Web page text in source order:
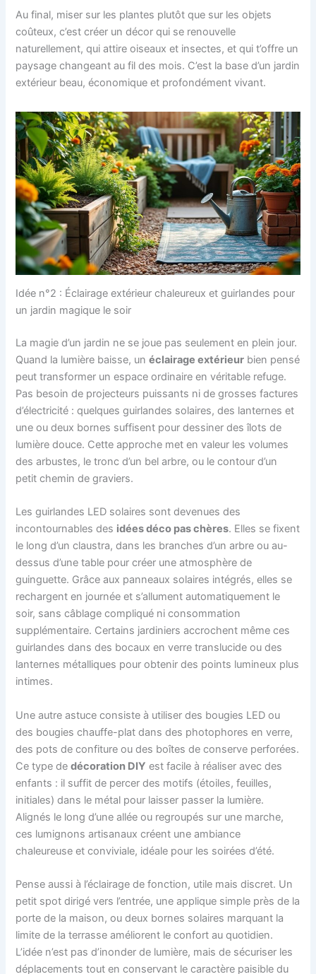
Au final, miser sur les plantes plutôt que sur les objets
coûteux, c’est créer un décor qui se renouvelle
naturellement, qui attire oiseaux et insectes, et qui t’offre un
paysage changeant au fil des mois. C’est la base d’un jardin
extérieur beau, économique et profondément vivant.
Idée n°2 : Éclairage extérieur chaleureux et guirlandes pour
un jardin magique le soir
La magie d’un jardin ne se joue pas seulement en plein jour.
Quand la lumière baisse, unéclairage extérieur bien pensé
peut transformer un espace ordinaire en véritable refuge.
Pas besoin de projecteurs puissants ni de grosses factures
d’électricité : quelques guirlandes solaires, des lanternes et
une ou deux bornes suffisent pour dessiner des îlots de
lumière douce. Cette approche met en valeur les volumes
des arbustes, le tronc d’un bel arbre, ou le contour d’un
petit chemin de graviers.
Les guirlandes LED solaires sont devenues des
incontournables des idées déco pas chères. Elles se fixent
le long d’un claustra, dans les branches d’un arbre ou au-
dessus d’une table pour créer une atmosphère de
guinguette. Grâce aux panneaux solaires intégrés, elles se
rechargent en journée et s’allument automatiquement le
soir, sans câblage compliqué ni consommation
supplémentaire. Certains jardiniers accrochent même ces
guirlandes dans des bocaux en verre translucide ou des
lanternes métalliques pour obtenir des points lumineux plus
intimes.
Une autre astuce consiste à utiliser des bougies LED ou
des bougies chauffe-plat dans des photophores en verre,
des pots de confiture ou des boîtes de conserve perforées.
Ce type dedécoration DIY est facile à réaliser avec des
enfants : il suffit de percer des motifs (étoiles, feuilles,
initiales) dans le métal pour laisser passer la lumière.
Alignés le long d’une allée ou regroupés sur une marche,
ces lumignons artisanaux créent une ambiance
chaleureuse et conviviale, idéale pour les soirées d’été.
Pense aussi à l’éclairage de fonction, utile mais discret. Un
petit spot dirigé vers l’entrée, une applique simple près de la
porte de la maison, ou deux bornes solaires marquant la
limite de la terrasse améliorent le confort au quotidien.
L’idée n’est pas d’inonder de lumière, mais de sécuriser les
déplacements tout en conservant le caractère paisible du